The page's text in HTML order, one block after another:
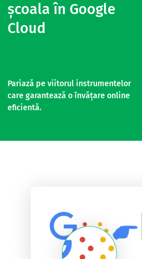
școala în Google
Cloud
Pariază pe viitorul instrumentelor
care garantează o învățare online
eficientă.